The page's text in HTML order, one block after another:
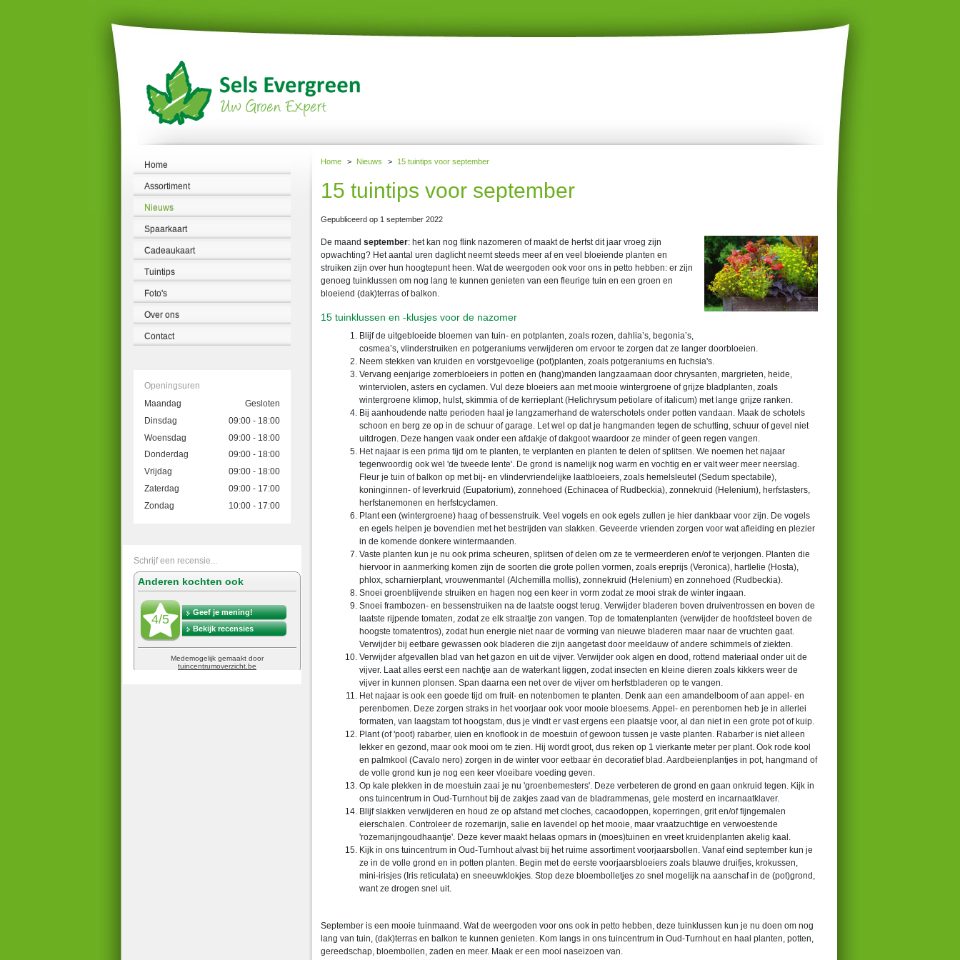
Home > Nieuws > 15 tuintips voor september
15 tuintips voor september
Gepubliceerd op 1 september 2022
De maand september: het kan nog flink nazomeren of maakt de herfst dit jaar vroeg zijn
opwachting? Het aantal uren daglicht neemt steeds meer af en veel bloeiende planten en
struiken zijn over hun hoogtepunt heen. Wat de weergoden ook voor ons in petto hebben: er zijn
genoeg tuinklussen om nog lang te kunnen genieten van een fleurige tuin en een groen en
bloeiend (dak)terras of balkon.
15 tuinklussen en -klusjes voor de nazomer
Blijf de uitgebloeide bloemen van tuin- en potplanten, zoals rozen, dahlia’s, begonia’s,
cosmea’s, vlinderstruiken en potgeraniums verwijderen om ervoor te zorgen dat ze langer doorbloeien.
Neem stekken van kruiden en vorstgevoelige (pot)planten, zoals potgeraniums en fuchsia's.
Vervang eenjarige zomerbloeiers in potten en (hang)manden langzaamaan door chrysanten, margrieten, heide,
winterviolen, asters en cyclamen. Vul deze bloeiers aan met mooie wintergroene of grijze bladplanten, zoals
wintergroene klimop, hulst, skimmia of de kerrieplant (Helichrysum petiolare of italicum) met lange grijze ranken.
Bij aanhoudende natte perioden haal je langzamerhand de waterschotels onder potten vandaan. Maak de schotels
schoon en berg ze op in de schuur of garage. Let wel op dat je hangmanden tegen de schutting, schuur of gevel niet
uitdrogen. Deze hangen vaak onder een afdakje of dakgoot waardoor ze minder of geen regen vangen.
Het najaar is een prima tijd om te planten, te verplanten en planten te delen of splitsen. We noemen het najaar
tegenwoordig ook wel 'de tweede lente'. De grond is namelijk nog warm en vochtig en er valt weer meer neerslag.
Fleur je tuin of balkon op met bij- en vlindervriendelijke laatbloeiers, zoals hemelsleutel (Sedum spectabile),
koninginnen- of leverkruid (Eupatorium), zonnehoed (Echinacea of Rudbeckia), zonnekruid (Helenium), herfstasters,
herfstanemonen en herfstcyclamen.
Plant een (wintergroene) haag of bessenstruik. Veel vogels en ook egels zullen je hier dankbaar voor zijn. De vogels
en egels helpen je bovendien met het bestrijden van slakken. Geveerde vrienden zorgen voor wat afleiding en plezier
in de komende donkere wintermaanden.
Vaste planten kun je nu ook prima scheuren, splitsen of delen om ze te vermeerderen en/of te verjongen. Planten die
hiervoor in aanmerking komen zijn de soorten die grote pollen vormen, zoals ereprijs (Veronica), hartlelie (Hosta),
phlox, scharnierplant, vrouwenmantel (Alchemilla mollis), zonnekruid (Helenium) en zonnehoed (Rudbeckia).
Snoei groenblijvende struiken en hagen nog een keer in vorm zodat ze mooi strak de winter ingaan.
Snoei frambozen- en bessenstruiken na de laatste oogst terug. Verwijder bladeren boven druiventrossen en boven de
laatste rijpende tomaten, zodat ze elk straaltje zon vangen. Top de tomatenplanten (verwijder de hoofdsteel boven de
hoogste tomatentros), zodat hun energie niet naar de vorming van nieuwe bladeren maar naar de vruchten gaat.
Verwijder bij eetbare gewassen ook bladeren die zijn aangetast door meeldauw of andere schimmels of ziekten.
Verwijder afgevallen blad van het gazon en uit de vijver. Verwijder ook algen en dood, rottend materiaal onder uit de
vijver. Laat alles eerst een nachtje aan de waterkant liggen, zodat insecten en kleine dieren zoals kikkers weer de
vijver in kunnen plonsen. Span daarna een net over de vijver om herfstbladeren op te vangen.
Het najaar is ook een goede tijd om fruit- en notenbomen te planten. Denk aan een amandelboom of aan appel- en
perenbomen. Deze zorgen straks in het voorjaar ook voor mooie bloesems. Appel- en perenbomen heb je in allerlei
formaten, van laagstam tot hoogstam, dus je vindt er vast ergens een plaatsje voor, al dan niet in een grote pot of kuip.
Plant (of 'poot) rabarber, uien en knoflook in de moestuin of gewoon tussen je vaste planten. Rabarber is niet alleen
lekker en gezond, maar ook mooi om te zien. Hij wordt groot, dus reken op 1 vierkante meter per plant. Ook rode kool
en palmkool (Cavalo nero) zorgen in de winter voor eetbaar én decoratief blad. Aardbeienplantjes in pot, hangmand of
de volle grond kun je nog een keer vloeibare voeding geven.
Op kale plekken in de moestuin zaai je nu 'groenbemesters'. Deze verbeteren de grond en gaan onkruid tegen. Kijk in
ons tuincentrum in Oud-Turnhout bij de zakjes zaad van de bladrammenas, gele mosterd en incarnaatklaver.
Blijf slakken verwijderen en houd ze op afstand met cloches, cacaodoppen, koperringen, grit en/of fijngemalen
eierschalen. Controleer de rozemarijn, salie en lavendel op het mooie, maar vraatzuchtige en verwoestende
'rozemarijngoudhaantje'. Deze kever maakt helaas opmars in (moes)tuinen en vreet kruidenplanten akelig kaal.
Kijk in ons tuincentrum in Oud-Turnhout alvast bij het ruime assortiment voorjaarsbollen. Vanaf eind september kun je
ze in de volle grond en in potten planten. Begin met de eerste voorjaarsbloeiers zoals blauwe druifjes, krokussen,
mini-irisjes (Iris reticulata) en sneeuwklokjes. Stop deze bloembolletjes zo snel mogelijk na aanschaf in de (pot)grond,
want ze drogen snel uit.
September is een mooie tuinmaand. Wat de weergoden voor ons ook in petto hebben, deze tuinklussen kun je nu doen om nog
lang van tuin, (dak)terras en balkon te kunnen genieten. Kom langs in ons tuincentrum in Oud-Turnhout en haal planten, potten,
gereedschap, bloembollen, zaden en meer. Maak er een mooi naseizoen van.
Home
Assortiment
Nieuws
Spaarkaart
Cadeaukaart
Tuintips
Foto's
Over ons
Contact
Openingsuren
Maandag
Gesloten
Dinsdag
09:00 - 18:00
Woensdag
09:00 - 18:00
Donderdag
09:00 - 18:00
Vrijdag
09:00 - 18:00
Zaterdag
09:00 - 17:00
Zondag
10:00 - 17:00
Schrijf een recensie...